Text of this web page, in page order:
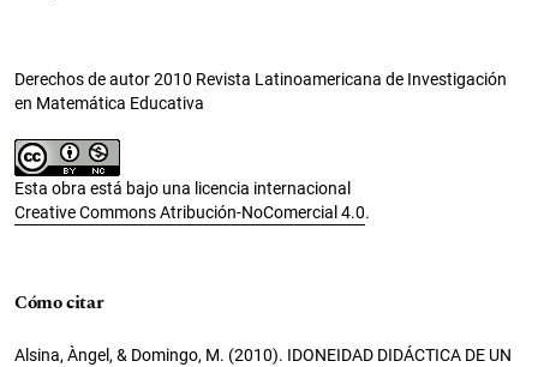
Derechos de autor 2010 Revista Latinoamericana de Investigación
en Matemática Educativa
Esta obra está bajo una licencia internacional
Creative Commons Atribución-NoComercial 4.0.
Cómo citar
Alsina, Àngel, & Domingo, M. (2010). IDONEIDAD DIDÁCTICA DE UN